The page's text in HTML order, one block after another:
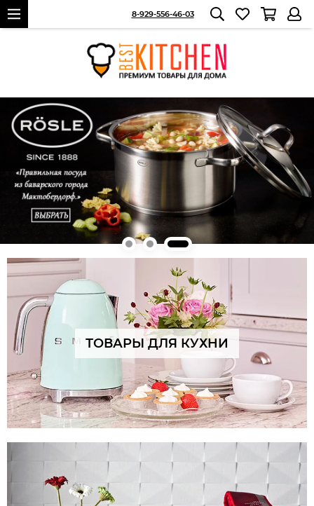
8-929-556-46-03
ТОВАРЫ ДЛЯ КУХНИ